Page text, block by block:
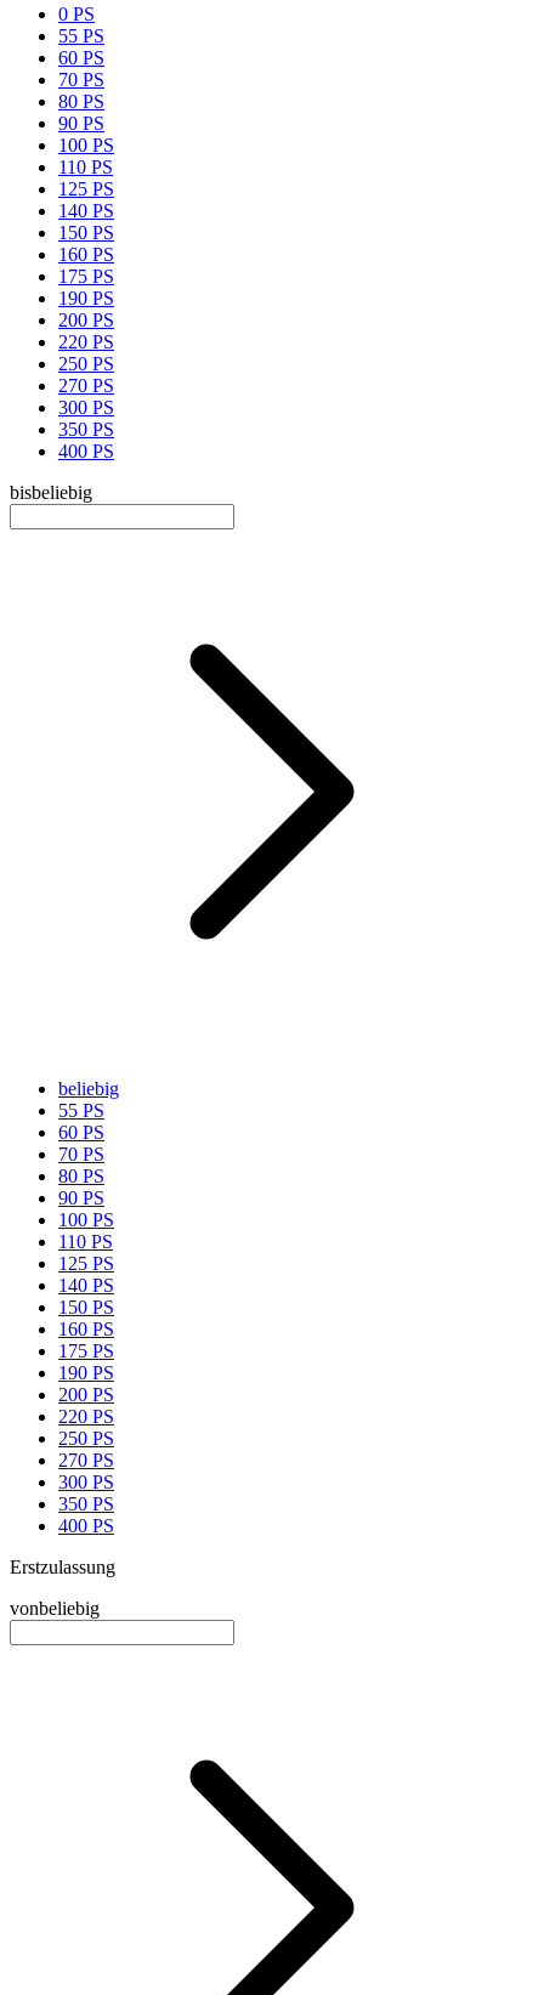
0 PS
55 PS
60 PS
70 PS
80 PS
90 PS
100 PS
110 PS
125 PS
140 PS
150 PS
160 PS
175 PS
190 PS
200 PS
220 PS
250 PS
270 PS
300 PS
350 PS
400 PS
bisbeliebig
beliebig
55 PS
60 PS
70 PS
80 PS
90 PS
100 PS
110 PS
125 PS
140 PS
150 PS
160 PS
175 PS
190 PS
200 PS
220 PS
250 PS
270 PS
300 PS
350 PS
400 PS
Erstzulassung
vonbeliebig